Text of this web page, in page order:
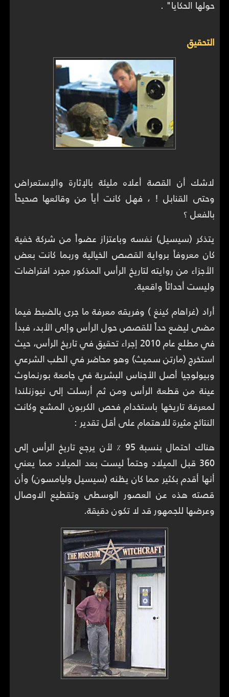
حولها الحكايا" .
التحقيق
لاشك أن القصة أعلاه مليئة بالإثارة والإستعراض
وحتى القنابل ! ، فهل كانت أياً من وقائعها صحيحاً
بالفعل ؟
يتذكر (سيسيل) نفسه وباعتزاز عضواً من شركة خفية
كان معروفاً برواية القصص الخيالية وربما كانت بعض
الأجزاء من روايته لتاريخ الرأس المذكور مجرد افتراضات
وليست أحداثاً واقعية.
أراد (غراهام كينغ ) وفريقه معرفة ما جرى بالضبط فيما
مضى ليضع حداً للقصص حول الرأس وإلى الأبد، فبدأ
في مطلع عام 2010 إجراء تحقيق في تاريخ الرأس، حيث
استخرج (مارتن سميث) وهو محاضر في الطب الشرعي
وبيولوجيا أصل الأجناس البشرية في جامعة بورنماوث
عينة من قطعة الرأس ومن ثم أرسلت إلى نيوزنلندا
لمعرفة تاريخها باستخدام فحص الكربون المشع وكانت
النتائج مثيرة للاهتمام على أقل تقدير :
هناك احتمال بنسبة 95 ٪ لأن يرجع تاريخ الرأس إلى
360 قبل الميلاد وحتماً ليست بعد الميلاد مما يعني
أنها أقدم بكثير مما كان يظنه (سيسيل وليامسون) وأن
قصته هذه عن العصور الوسطى وتقطيع الاوصال
وعرضها للجمهور قد لا تكون دقيقة.